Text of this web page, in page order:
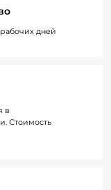
дней
в
Стоимость